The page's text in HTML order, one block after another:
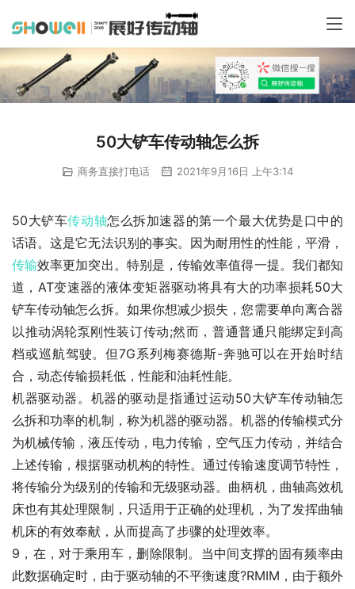
50大铲车传动轴怎么拆
商务直接打电话 2021年9月16日 上午3:14
50大铲车传动轴怎么拆加速器的第一个最大优势是口中的
话语。这是它无法识别的事实。因为耐用性的性能，平滑，
传输效率更加突出。特别是，传输效率值得一提。我们都知
道，AT变速器的液体变矩器驱动将具有大的功率损耗50大
铲车传动轴怎么拆。如果你想减少损失，您需要单向离合器
以推动涡轮泵刚性装订传动;然而，普通普通只能绑定到高
档或巡航驾驶。但7G系列梅赛德斯-奔驰可以在开始时结
合，动态传输损耗低，性能和油耗性能。
机器驱动器。机器的驱动是指通过运动50大铲车传动轴怎
么拆和功率的机制，称为机器的驱动器。机器的传输模式分
为机械传输，液压传动，电力传输，空气压力传动，并结合
上述传输，根据驱动机构的特性。通过传输速度调节特性，
将传输分为级别的传输和无级驱动器。曲柄机，曲轴高效机
床也有其处理限制，只适用于正确的处理机，为了发挥曲轴
机床的有效奉献，从而提高了步骤的处理效率。
9，在，对于乘用车，删除限制。当中间支撑的固有频率由
此数据确定时，由于驱动轴的不平衡速度?RMIM，由于额外